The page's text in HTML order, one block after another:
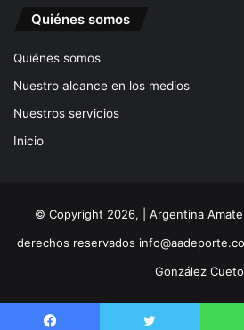
Quiénes somos
Quiénes somos
Nuestro alcance en los medios
Nuestros servicios
Inicio
© Copyright 2026, | Argentina
derechos reservados
González Cueto